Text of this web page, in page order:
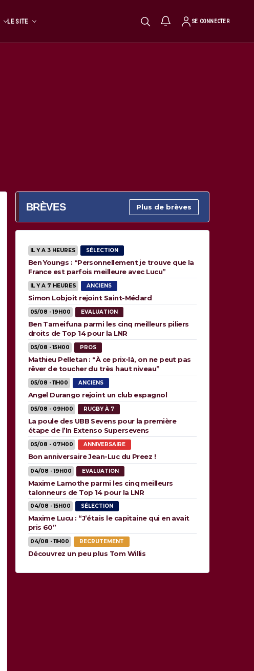
LE SITE SE CONNECTER
BRÈVES Plus de brèves
IL Y A 3 HEURES SÉLECTION
Ben Youngs : “Personnellement je trouve que la
France est parfois meilleure avec Lucu”
IL Y A 7 HEURES ANCIENS
Simon Lobjoit rejoint Saint-Médard
05/08 - 19H00 EVALUATION
Ben Tameifuna parmi les cinq meilleurs piliers
droits de Top 14 pour la LNR
05/08 - 15H00 PROS
Mathieu Pelletan : “À ce prix-là, on ne peut pas
rêver de toucher du très haut niveau”
05/08 - 11H00 ANCIENS
Angel Durango rejoint un club espagnol
05/08 - 09H00 RUGBY À 7
La poule des UBB Sevens pour la première
étape de l’In Extenso Supersevens
05/08 - 07H00 ANNIVERSAIRE
Bon anniversaire Jean-Luc du Preez !
04/08 - 19H00 EVALUATION
Maxime Lamothe parmi les cinq meilleurs
talonneurs de Top 14 pour la LNR
04/08 - 15H00 SÉLECTION
Maxime Lucu : “J’étais le capitaine qui en avait
pris 60”
04/08 - 11H00 RECRUTEMENT
Découvrez un peu plus Tom Willis